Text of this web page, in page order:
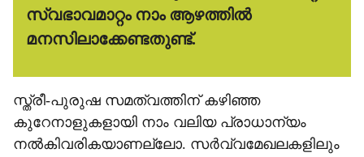
സ്വഭാവമാറ്റം നാം ആഴത്തില്‍
മനസിലാക്കേണ്ടതുണ്ട്.
സ്ത്രീ-പുരുഷ സമത്വത്തിന് കഴിഞ്ഞ
കുറേനാളുകളായി നാം വലിയ പ്രാധാന്യം
നല്‍കിവരികയാണല്ലോ. സര്‍വ്വമേഖലകളിലും